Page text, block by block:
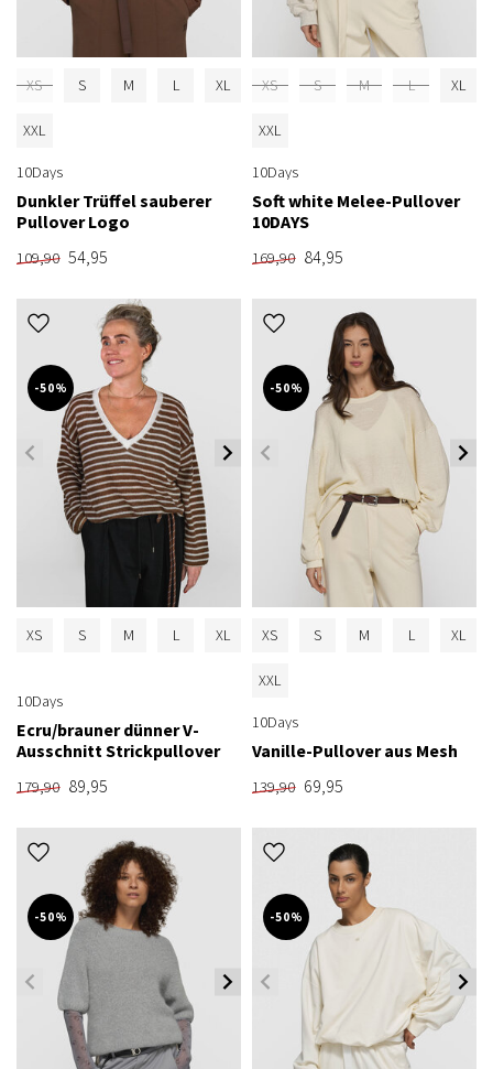
XS S M L XL
XXL
10Days
Dunkler Trüffel sauberer
Pullover Logo
109,90 54,95
XS S M L XL
XXL
10Days
Soft white Melee-Pullover
10DAYS
169,90 84,95
-50%
XS S M L XL
10Days
Ecru/brauner dünner V-
Ausschnitt Strickpullover
179,90 89,95
-50%
XS S M L XL
XXL
10Days
Vanille-Pullover aus Mesh
139,90 69,95
-50% -50%